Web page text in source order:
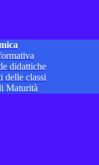
didattiche
delle classi
Maturità